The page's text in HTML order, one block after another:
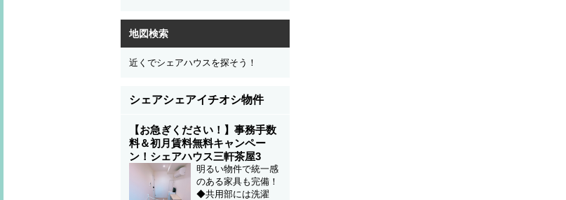
地図検索
近くでシェアハウスを探そう！
シェアシェアイチオシ物件
【お急ぎください！】事務手数
料＆初月賃料無料キャンペー
ン！シェアハウス三軒茶屋3
明るい物件で統一感
のある家具も完備！
◆共用部には洗濯